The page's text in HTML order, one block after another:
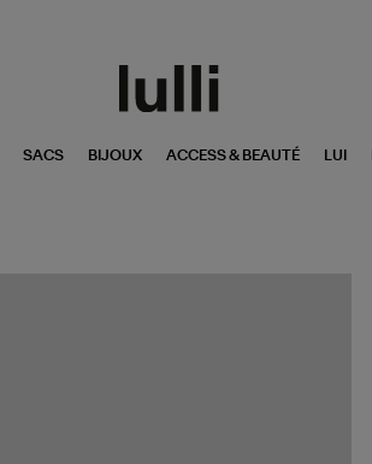
SACS BIJOUX ACCESS & BEAUTÉ LUI